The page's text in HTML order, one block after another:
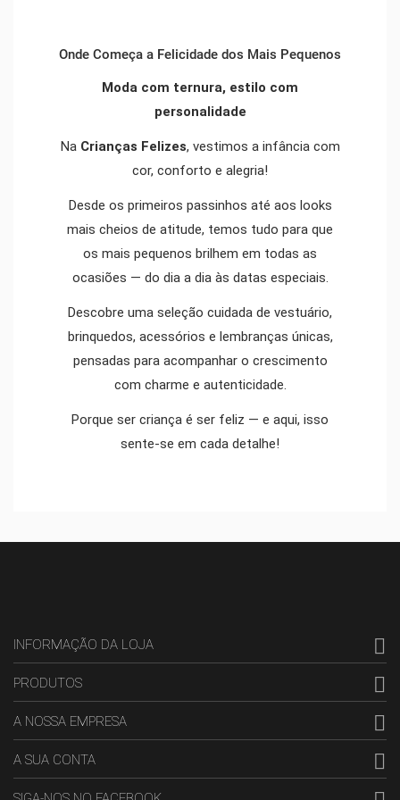
T-Shirt Manga Bordado Inglês
16,99 € 8,50 €
Macacão Comprido Linho
Linho
24,99 € 18,74 €
Onde Começa a Felicidade dos Mais Pequenos
Moda com ternura, estilo com
personalidade
Na Crianças Felizes, vestimos a infância com
cor, conforto e alegria!
Desde os primeiros passinhos até aos looks
mais cheios de atitude, temos tudo para que
os mais pequenos brilhem em todas as
ocasiões — do dia a dia às datas especiais.
Descobre uma seleção cuidada de vestuário,
brinquedos, acessórios e lembranças únicas,
pensadas para acompanhar o crescimento
com charme e autenticidade.
Porque ser criança é ser feliz — e aqui, isso
sente-se em cada detalhe!
INFORMAÇÃO DA LOJA 
PRODUTOS 
A NOSSA EMPRESA 
A SUA CONTA 